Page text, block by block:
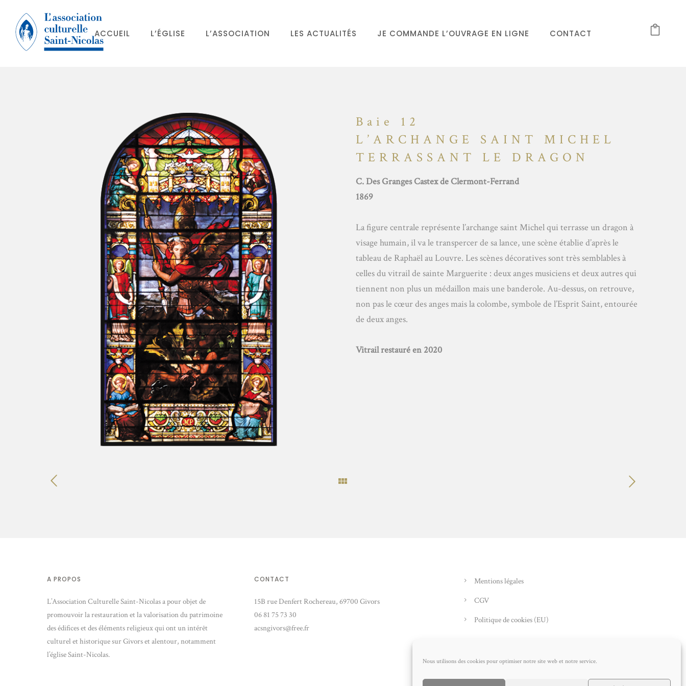
Nous utilisons des cookies pour optimiser notre site web et notre service.
ACCUEIL L’ÉGLISE L’ASSOCIATION LES ACTUALITÉS JE COMMANDE L’OUVRAGE EN LIGNE CONTACT
Baie 12
L’ARCHANGE SAINT MICHEL
TERRASSANT LE DRAGON
C. Des Granges Castex de Clermont-Ferrand
1869
La figure centrale représente l’archange saint Michel qui terrasse un dragon à
visage humain, il va le transpercer de sa lance, une scène établie d’après le
tableau de Raphaël au Louvre. Les scènes décoratives sont très semblables à
celles du vitrail de sainte Marguerite : deux anges musiciens et deux autres qui
tiennent non plus un médaillon mais une banderole. Au-dessus, on retrouve,
non pas le cœur des anges mais la colombe, symbole de l’Esprit Saint, entourée
de deux anges.
Vitrail restauré en 2020
A PROPOS
L’Association Culturelle Saint-Nicolas a pour objet de
promouvoir la restauration et la valorisation du patrimoine
des édifices et des éléments religieux qui ont un intérêt
culturel et historique sur Givors et alentour, notamment
l’église Saint-Nicolas.
CONTACT
15B rue Denfert Rochereau, 69700 Givors
06 81 75 73 30
acsngivors@free.fr
Mentions légales
CGV
Politique de cookies (EU)